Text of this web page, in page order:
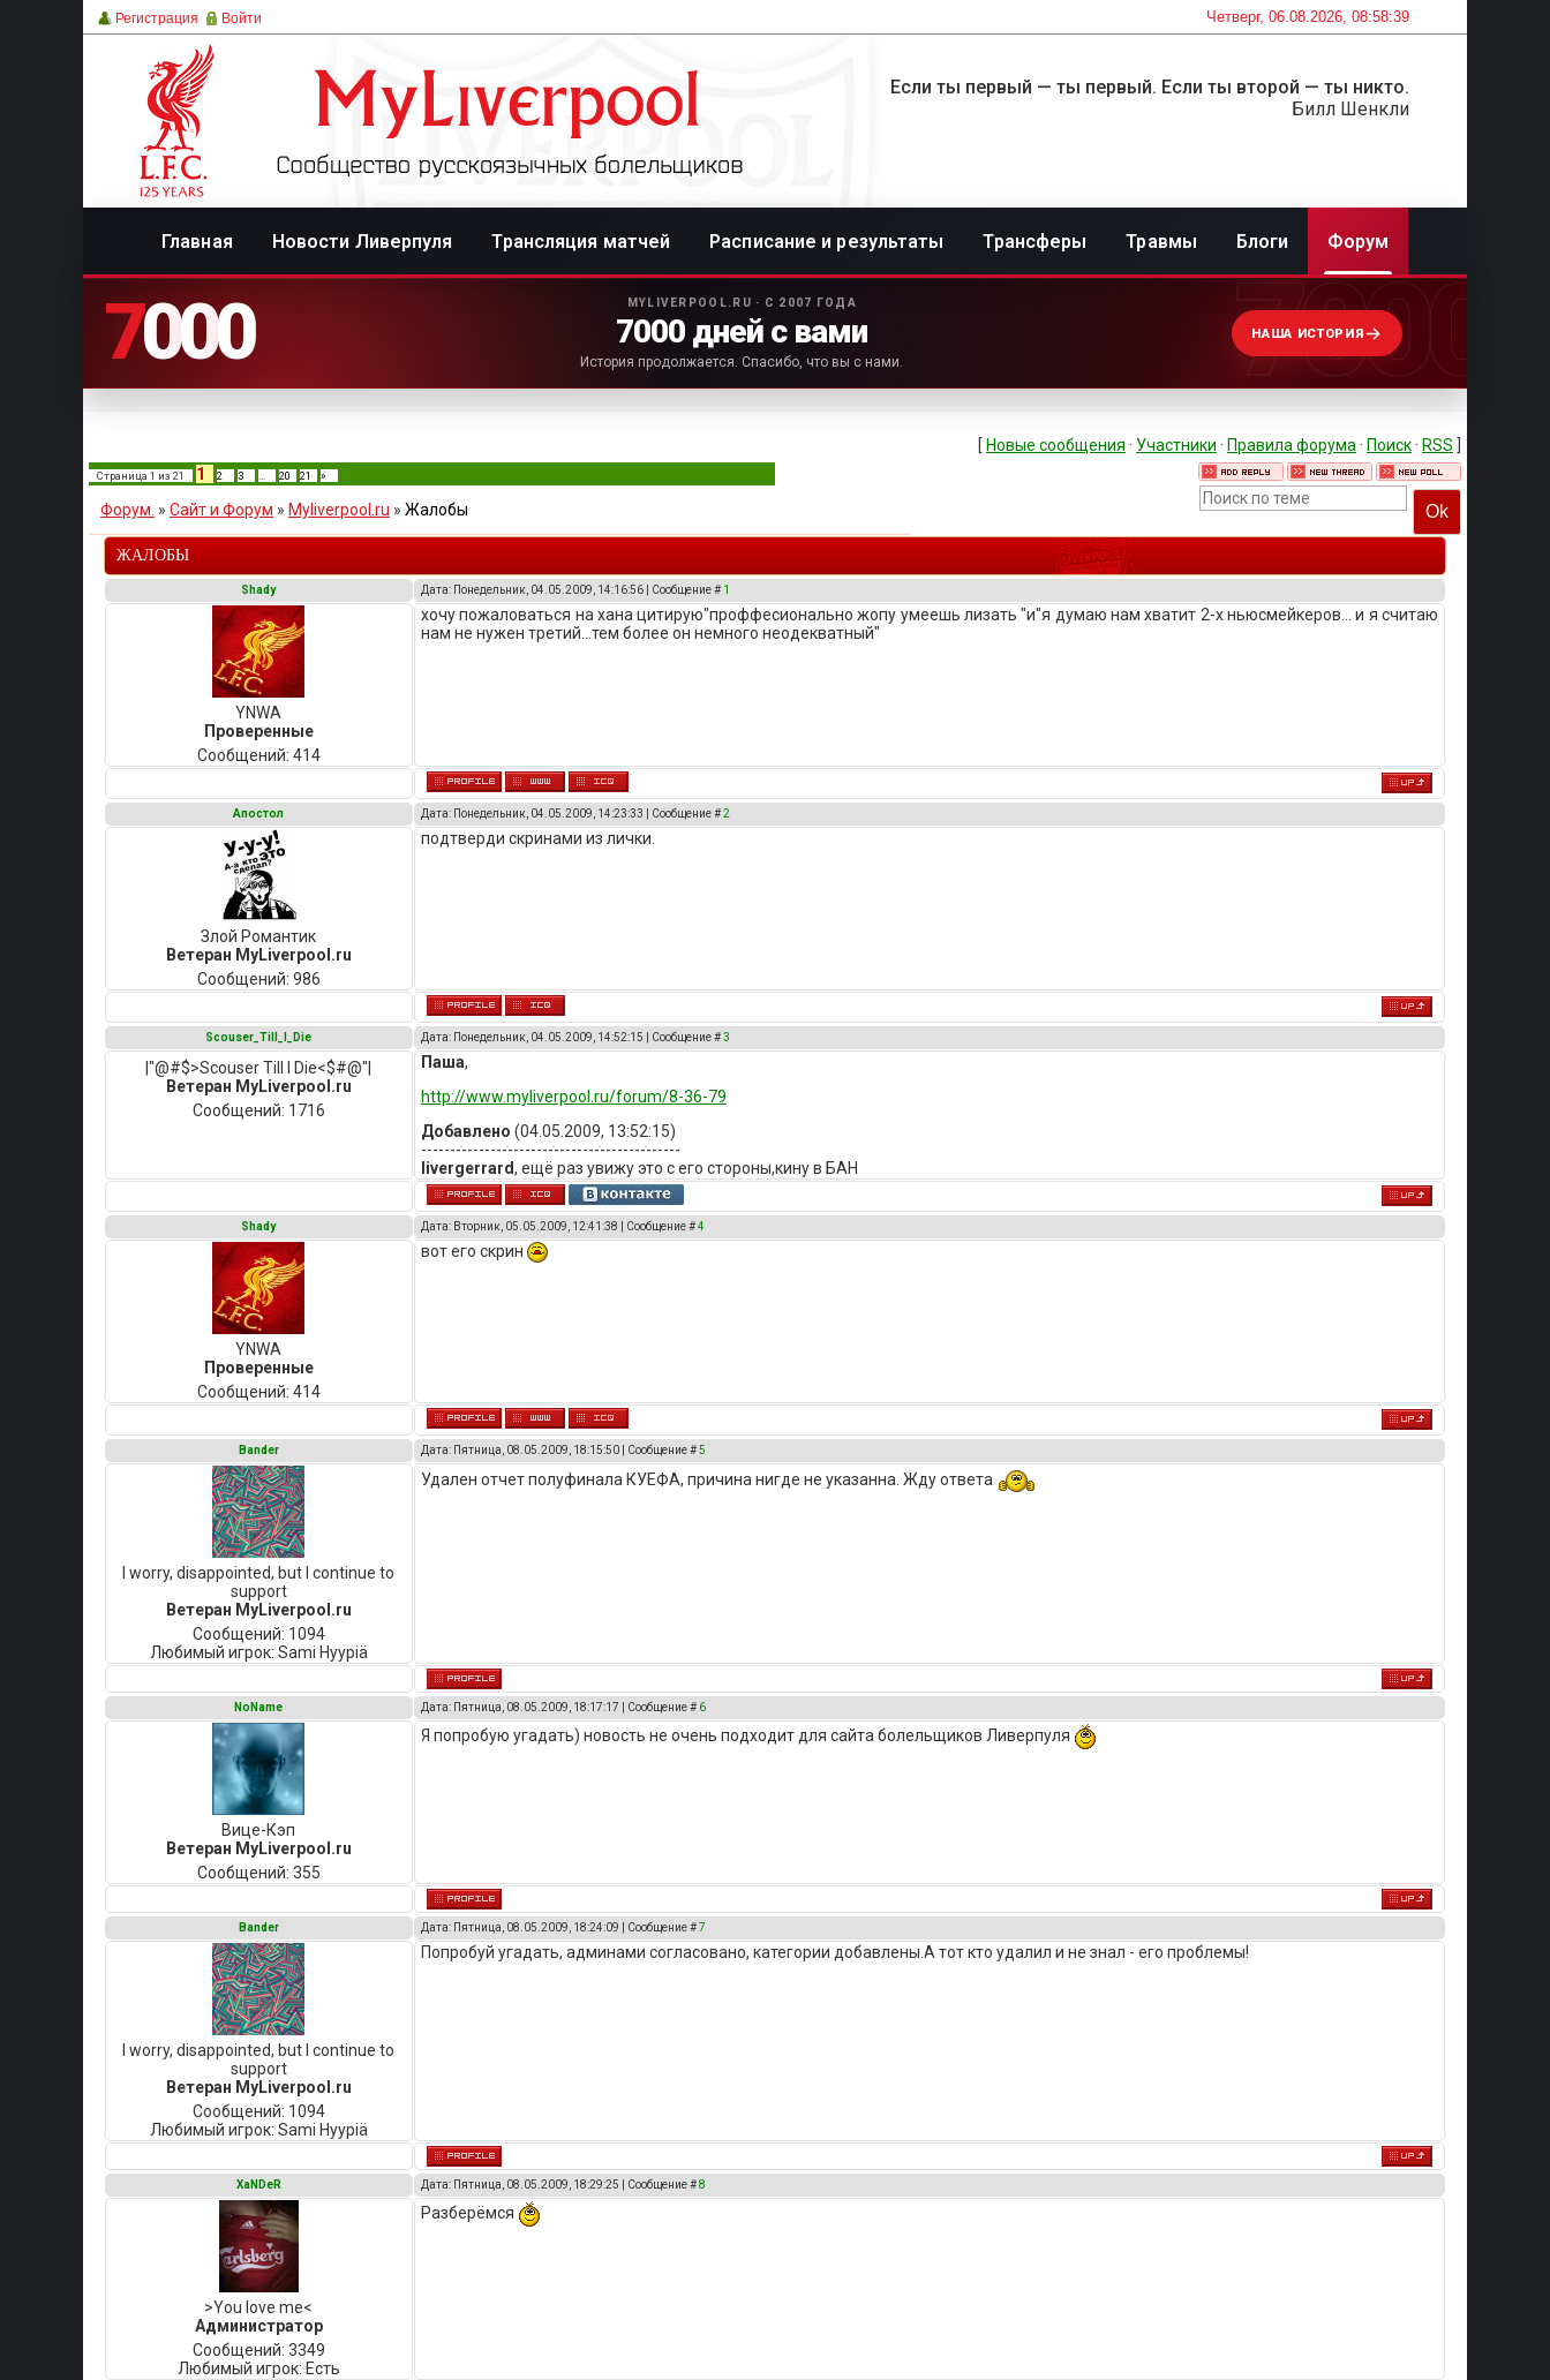
Четверг, 06.08.2026, 08:58:39
Регистрация Войти
Если ты первый — ты первый. Если ты второй — ты никто.
Билл Шенкли
Главная Новости Ливерпуля Трансляция матчей Расписание и результаты Трансферы Травмы Блоги Форум
7000
7000 MYLIVERPOOL.RU · С 2007 ГОДА
7000 дней с вами
История продолжается. Спасибо, что вы с нами.
НАША ИСТОРИЯ
[ Новые сообщения · Участники · Правила форума · Поиск · RSS
Страница 1 из 21 1 2 3 20 21 »
Форум. » Сайт и Форум » Myliverpool.ru » Жалобы
ЖАЛОБЫ
Shady Дата: Понедельник, 04.05.2009, 14:16:56 | Сообщение # 1
YNWA
Проверенные
Сообщений: 414
хочу пожаловаться на хана цитирую"проффесионально жопу умеешь лизать "и"я думаю нам хватит 2-х ньюсмейкеров... и я считаю
нам не нужен третий...тем более он немного неодекватный"
Апостол Дата: Понедельник, 04.05.2009, 14:23:33 | Сообщение #2
Злой Романтик
Ветеран MyLiverpool.ru
Сообщений: 986
подтверди скринами из лички.
Scouser_Till_I_Die Дата: Понедельник, 04.05.2009, 14:52:15 | Сообщение #3
|"@#$>Scouser Till I Die<$#@"|
Ветеран MyLiverpool.ru
Сообщений: 1716
Паша,
http://www.myliverpool.ru/forum/8-36-79
Добавлено (04.05.2009, 13:52:15)
---------------------------------------------
livergerrard, ещё раз увижу это с его стороны,кину в БАН
Shady Дата: Вторник, 05.05.2009, 12:41:38 | Сообщение #4
YNWA
Проверенные
Сообщений: 414
вот его скрин
Bander Дата: Пятница, 08.05.2009, 18:15:50 | Сообщение #5
I worry, disappointed, but I continue to
support
Ветеран MyLiverpool.ru
Сообщений: 1094
Любимый игрок: Sami Hyypiä
Удален отчет полуфинала КУЕФА, причина нигде не указанна. Жду ответа
NoName Дата: Пятница, 08.05.2009, 18:17:17 | Сообщение # 6
Вице-Кэп
Ветеран MyLiverpool.ru
Сообщений: 355
Я попробую угадать) новость не очень подходит для сайта болельщиков Ливерпуля
Bander Дата: Пятница, 08.05.2009, 18:24:09 | Сообщение #7
I worry, disappointed, but I continue to
support
Ветеран MyLiverpool.ru
Сообщений: 1094
Любимый игрок: Sami Hyypiä
Попробуй угадать, админами согласовано, категории добавлены.А тот кто удалил и не знал - его проблемы!
XaNDeR Дата: Пятница, 08.05.2009, 18:29:25 | Сообщение #8
>You love me<
Администратор
Сообщений: 3349
Любимый игрок: Есть
Разберёмся